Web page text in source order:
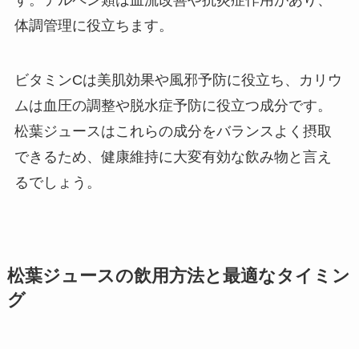
体調管理に役立ちます。
ビタミンCは美肌効果や風邪予防に役立ち、カリウ
ムは血圧の調整や脱水症予防に役立つ成分です。
松葉ジュースはこれらの成分をバランスよく摂取
できるため、健康維持に大変有効な飲み物と言え
るでしょう。
松葉ジュースの飲用方法と最適なタイミン
グ